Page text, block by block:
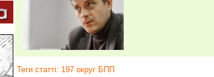
Теги статті: 197 округ БПП